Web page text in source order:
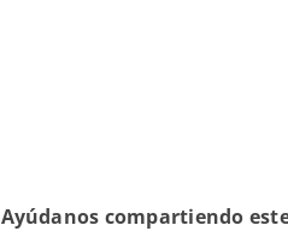
Ayúdanos compartiendo